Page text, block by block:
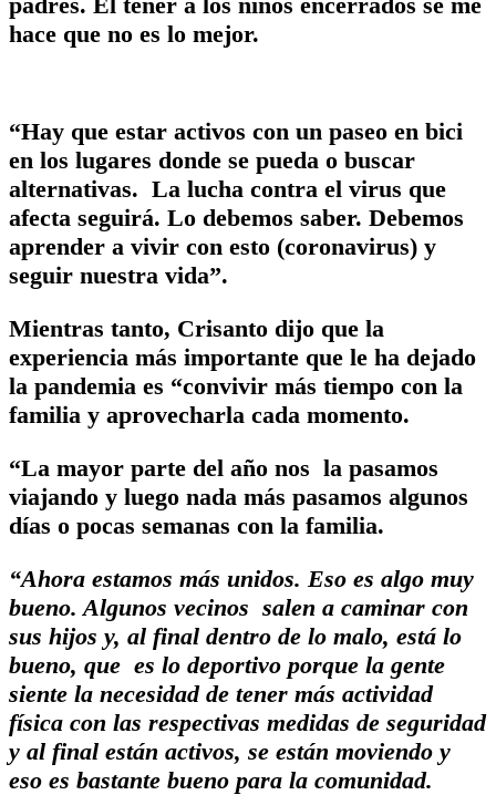
hace que no es lo mejor.
“Hay que estar activos con un paseo en bici
en los lugares donde se pueda o buscar
alternativas. La lucha contra el virus que
afecta seguirá. Lo debemos saber. Debemos
aprender a vivir con esto (coronavirus) y
seguir nuestra vida”.
Mientras tanto, Crisanto dijo que la
experiencia más importante que le ha dejado
la pandemia es “convivir más tiempo con la
familia y aprovecharla cada momento.
“La mayor parte del año nos la pasamos
viajando y luego nada más pasamos algunos
días o pocas semanas con la familia.
“Ahora estamos más unidos. Eso es algo muy
bueno. Algunos vecinos salen a caminar con
sus hijos y, al final dentro de lo malo, está lo
bueno, que es lo deportivo porque la gente
siente la necesidad de tener más actividad
física con las respectivas medidas de seguridad
y al final están activos, se están moviendo y
eso es bastante bueno para la comunidad.